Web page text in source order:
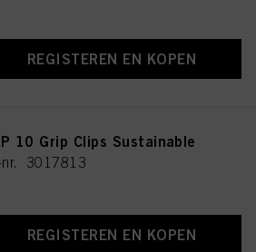
REGISTEREN EN KOPEN
10 Grip Clips Sustainable
nr. 3017813
REGISTEREN EN KOPEN